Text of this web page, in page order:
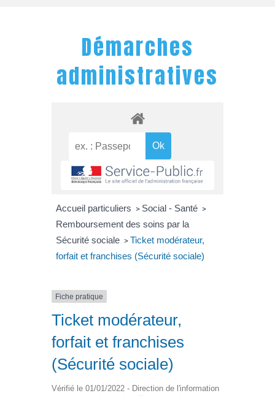
Démarches
administratives
Accueil particuliers > Social - Santé >
Remboursement des soins par la
Sécurité sociale > Ticket modérateur,
forfait et franchises (Sécurité sociale)
Fiche pratique
Ticket modérateur,
forfait et franchises
(Sécurité sociale)
Vérifié le 01/01/2022 - Direction de l'information